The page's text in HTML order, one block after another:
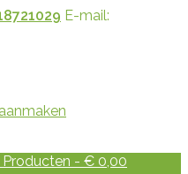
E-mail:
Producten - € 0,00